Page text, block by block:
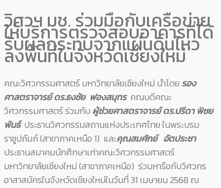
วิศวฯ มช. ร่วมมือกับเครือข่าย
ให้บริการตรวจสอบอาคารที่ได้
รับผลกระทบจากแผ่นดินไหว
ลงพื้นที่ในจังหวัดเชียงใหม่
คณะวิศวกรรมศาสตร์ มหาวิทยาลัยเชียงใหม่ นำโดย รอง
ศาสตราจารย์ ดร.ธงชัย ฟองสมุทรคณบดีคณะ
วิศวกรรมศาสตร์ ร่วมกับ ผู้ช่วยศาสตราจารย์ ดร.ปรีดา พิชย
พันธ์ประธานวิศวกรรมสถานแห่งประเทศไทย ในพระบรม
ราชูปถัมภ์ (สาขาภาคเหนือ 1) และคุณสมศักย์ อัตประชา
ประธานสมาคมนักศึกษาเก่าคณะวิศวกรรมศาสตร์
มหาวิทยาลัยเชียงใหม่ (สาขาภาคเหนือ) ร่วมหารือกับวิศวกร
อาสาสมัครในจังหวัดเชียงใหม่ในวันที่ 31 เมษายน 2568 ณ